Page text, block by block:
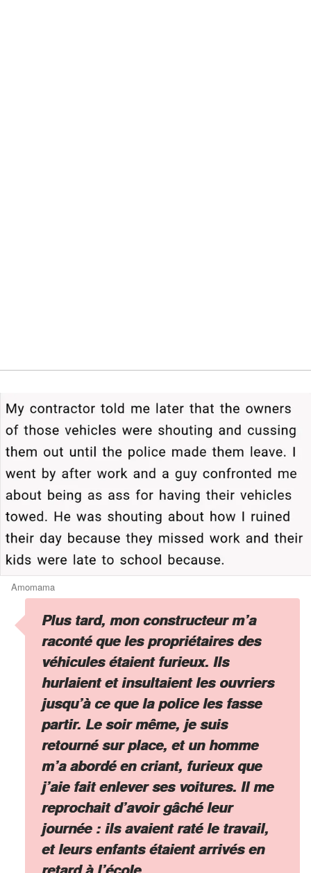
Amomama
Plus tard, mon constructeur m’a
raconté que les propriétaires des
véhicules étaient furieux. Ils
hurlaient et insultaient les ouvriers
jusqu’à ce que la police les fasse
partir. Le soir même, je suis
retourné sur place, et un homme
m’a abordé en criant, furieux que
j’aie fait enlever ses voitures. Il me
reprochait d’avoir gâché leur
journée : ils avaient raté le travail,
et leurs enfants étaient arrivés en